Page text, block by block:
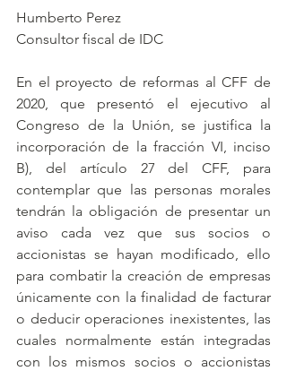
Humberto Perez
Consultor fiscal de IDC
En el proyecto de reformas al CFF de
2020, que presentó el ejecutivo al
Congreso de la Unión, se justifica la
incorporación de la fracción VI, inciso
B), del artículo 27 del CFF, para
contemplar que las personas morales
tendrán la obligación de presentar un
aviso cada vez que sus socios o
accionistas se hayan modificado, ello
para combatir la creación de empresas
únicamente con la finalidad de facturar
o deducir operaciones inexistentes, las
cuales normalmente están integradas
con los mismos socios o accionistas